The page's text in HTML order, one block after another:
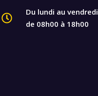
Du lundi au vendredi
de 08h00 à 18h00